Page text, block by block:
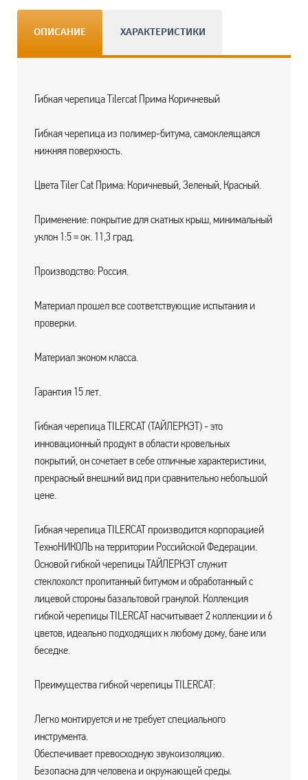
ОПИСАНИЕ ХАРАКТЕРИСТИКИ
Гибкая черепица Tilercat Прима Коричневый
Гибкая черепица из полимер-битума, самоклеящаяся
нижняя поверхность.
Цвета Tiler Cat Прима: Коричневый, Зеленый, Красный.
Применение: покрытие для скатных крыш, минимальный
уклон 1:5 = ок. 11,3 град.
Производство: Россия.
Материал прошел все соответствующие испытания и
проверки.
Материал эконом класса.
Гарантия 15 лет.
Гибкая черепица TILERCAT (ТАЙЛЕРКЭТ) - это
инновационный продукт в области кровельных
покрытий, он сочетает в себе отличные характеристики,
прекрасный внешний вид при сравнительно небольшой
цене.
Гибкая черепица TILERCAT производится корпорацией
ТехноНИКОЛЬ на территории Российской Федерации.
Основой гибкой черепицы ТАЙЛЕРКЭТ служит
стеклохолст пропитанный битумом и обработанный с
лицевой стороны базальтовой гранулой. Коллекция
гибкой черепицы TILERCAT насчитывает 2 коллекции и 6
цветов, идеально подходящих к любому дому, бане или
беседке.
Преимущества гибкой черепицы TILERCAT:
Легко монтируется и не требует специального
инструмента.
Обеспечивает превосходную звукоизоляцию.
Безопасна для человека и окружающей среды.